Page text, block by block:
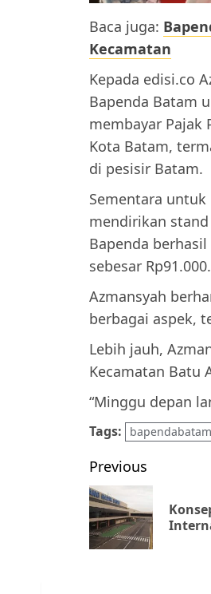
Baca juga:
Kecamatan
Kepada edisi.co
Bapenda Batam
membayar Pajak
Kota Batam,
di pesisir Batam.
Sementara untuk
mendirikan stand
Bapenda
sebesar
Azmansyah
berbagai aspek,
Lebih jauh,
Kecamatan Batu
“Minggu depan
Tags: bapendabatam
Post
navigation
Previous